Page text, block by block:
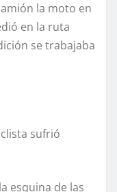
la moto en
en la ruta
se trabajaba
sufrió
esquina de las